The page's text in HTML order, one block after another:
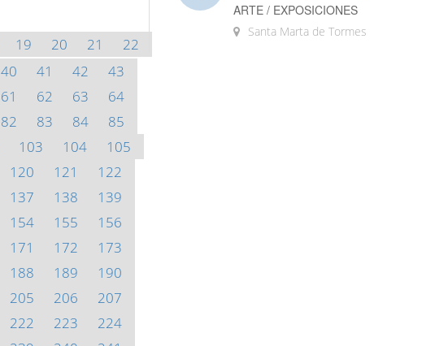
19 20 21
22
40 41 42
43
61 62 63
64
82 83 84
85
103 104
105
120 121
122
137 138
139
154 155
156
171 172
173
188 189
190
205 206
207
222 223
224
ARTE / EXPOSICIONES
Santa Marta de Tormes